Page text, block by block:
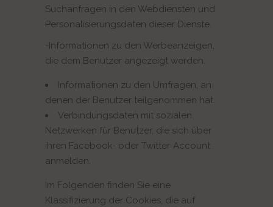
Suchanfragen in den Webdiensten und
Personalisierungsdaten dieser Dienste.
-Informationen zu den Werbeanzeigen,
die dem Benutzer angezeigt werden.
Informationen zu den Umfragen, an
denen der Benutzer teilgenommen hat.
Verbindungsdaten mit sozialen
Netzwerken für Benutzer, die sich über
ihren Facebook- oder Twitter-Account
anmelden.
Im Folgenden finden Sie eine
Klassifizierung der Cookies, die auf